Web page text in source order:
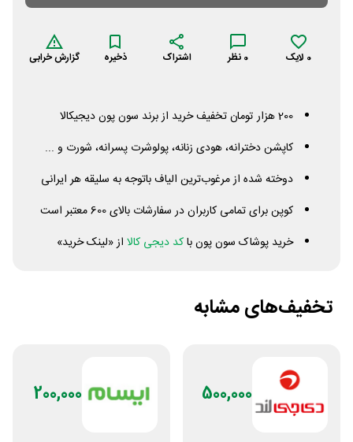
0 لایک 0 نظر اشتراک ذخیره گزارش خرابی
200 هزار تومان تخفیف خرید از برند سون پون دیجیکالا
کاپشن دخترانه، هودی زنانه، پولوشرت پسرانه، شورت و ...
دوخته شده از مرغوب‌ترین الیاف باتوجه به سلیقه هر ایرانی
کوپن برای تمامی کاربران در سفارشات بالای 600 معتبر است
خرید پوشاک سون پون باکد دیجی کالا از «لینک خرید»
تخفیف‌های مشابه
500,000
200,000